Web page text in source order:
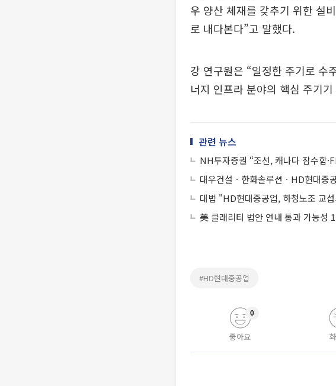
우 양산 체재를 갖추기 위한 설
로 내다본다”고 말했다.
강 연구원은 “일정한 주기로 수
너지 인프라 분야의 핵심 주기
관련 뉴스
NH투자증권 “조선, 캐나다 잠수함
대우건설ㆍ한화솔루션ㆍHD현대중
대법 "HD현대중공업, 하청노조 교
美 클래리티 법안 연내 통과 가능성
#HD현대중공업
좋아요
0